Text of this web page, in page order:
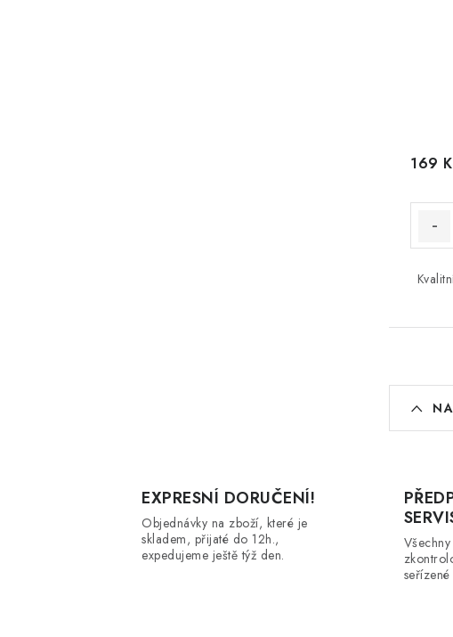
169
v
EXPRESNÍ DORUČENÍ!
Objednávky na zboží, které je
skladem, přijaté do 12h.,
expedujeme ještě týž den.
seřízené